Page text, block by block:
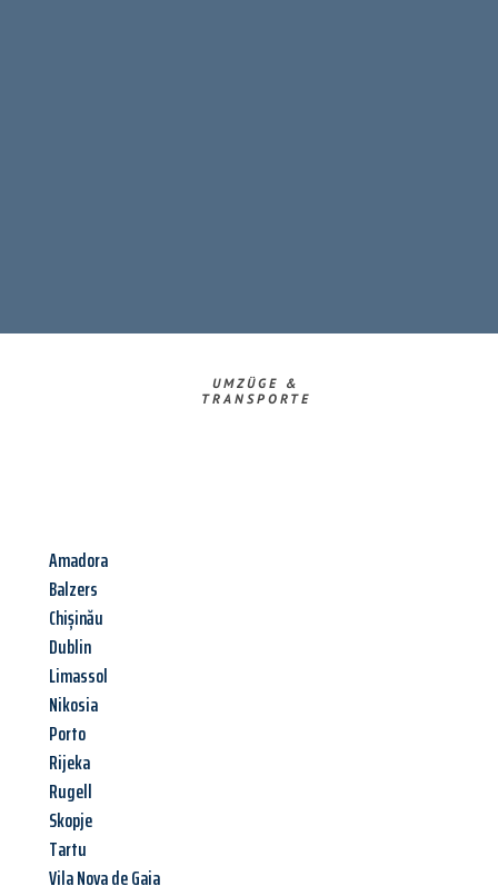
UMZÜGE &
TRANSPORTE
Amadora
Balzers
Chișinău
Dublin
Limassol
Nikosia
Porto
Rijeka
Rugell
Skopje
Tartu
Vila Nova de Gaia